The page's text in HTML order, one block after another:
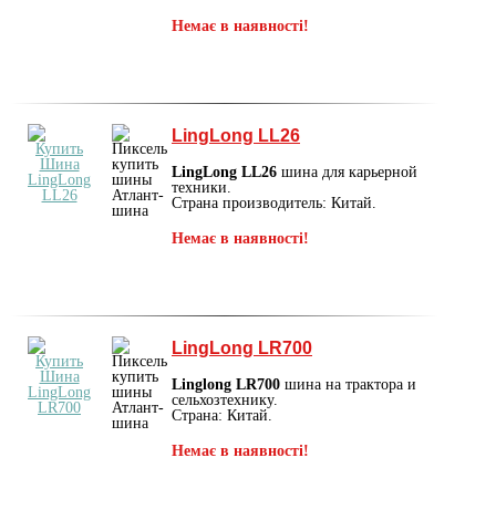
Немає в наявності!
LingLong LL26
LingLong LL26 шина для карьерной
техники.
Страна производитель: Китай.
Немає в наявності!
LingLong LR700
Linglong LR700 шина на трактора и
сельхозтехнику.
Страна: Китай.
Немає в наявності!